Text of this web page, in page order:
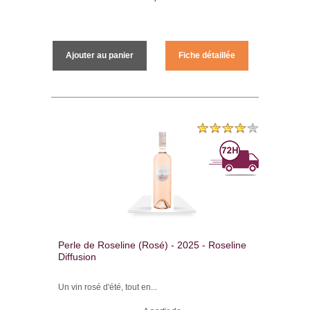
Ajouter au panier Fiche détaillée
Perle de Roseline (Rosé) - 2025 - Roseline
Diffusion
Un vin rosé d'été, tout en...